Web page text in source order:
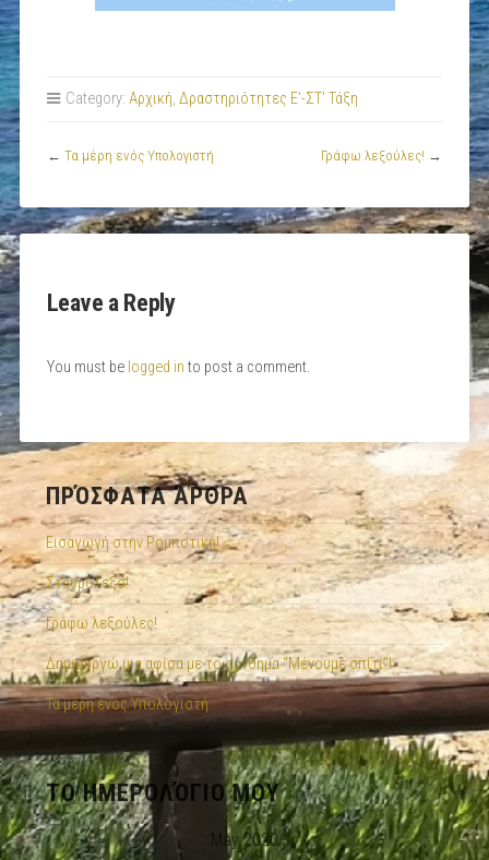
Category: Αρχική, Δραστηριότητες Ε'-ΣΤ' Τάξη
← Τα μέρη ενός Υπολογιστή Γράφω λεξούλες! →
Leave a Reply
You must be logged in to post a comment.
ΠΡΌΣΦΑΤΑ ΆΡΘΡΑ
Εισαγωγή στην Ρομποτική!
Σταυρόλεξο!
Γράφω λεξούλες!
Δημιουργώ μια αφίσα με το σύνθημα “Μένουμε σπίτι”!
Τα μέρη ενός Υπολογιστή
ΤΟ ΗΜΕΡΟΛΌΓΙΟ ΜΟΥ
May 2020